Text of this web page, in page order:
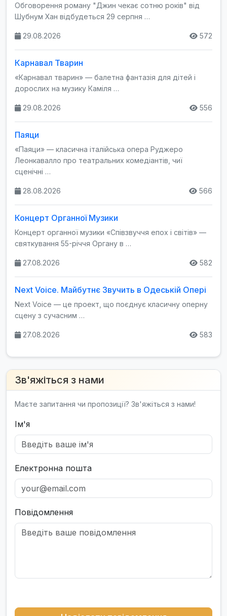
Обговорення роману "Джин чекає сотню років" від
Шубнум Хан відбудеться 29 серпня …
29.08.2026 572
Карнавал Тварин
«Карнавал тварин» — балетна фантазія для дітей і
дорослих на музику Каміля …
29.08.2026 556
Паяци
«Паяци» — класична італійська опера Руджеро
Леонкавалло про театральних комедіантів, чиї
сценічні …
28.08.2026 566
Концерт Органної Музики
Концерт органної музики «Співзвуччя епох і світів» —
святкування 55-річчя Органу в …
27.08.2026 582
Next Voice. Майбутнє Звучить в Одеській Опері
Next Voice — це проект, що поєднує класичну оперну
сцену з сучасним …
27.08.2026 583
Зв'яжіться з нами
Маєте запитання чи пропозиції? Зв'яжіться з нами!
Ім'я
Електронна пошта
Повідомлення